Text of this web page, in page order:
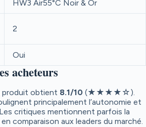
HW3 Air55°C Noir & Or
2
Oui
acheteurs
produit obtient 8.1/10 (★★★★☆).
principalement l’autonomie et
critiques mentionnent parfois la
comparaison aux leaders du marché.